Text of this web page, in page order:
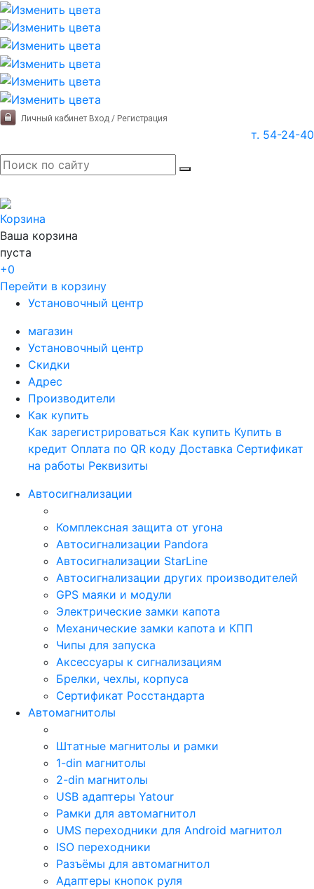
Личный кабинет Вход / Регистрация
т. 54-24-40
Корзина
Ваша корзина
пуста
+0
Перейти в корзину
Установочный центр
магазин
Установочный центр
Скидки
Адрес
Производители
Как купить
Как зарегистрироваться Как купить Купить в
кредит Оплата по QR коду Доставка Сертификат
на работы Реквизиты
Автосигнализации
Комплексная защита от угона
Автосигнализации Pandora
Автосигнализации StarLine
Автосигнализации других производителей
GPS маяки и модули
Электрические замки капота
Механические замки капота и КПП
Чипы для запуска
Аксессуары к сигнализациям
Брелки, чехлы, корпуса
Сертификат Росстандарта
Автомагнитолы
Штатные магнитолы и рамки
1-din магнитолы
2-din магнитолы
USB адаптеры Yatour
Рамки для автомагнитол
UMS переходники для Android магнитол
ISO переходники
Разъёмы для автомагнитол
Адаптеры кнопок руля